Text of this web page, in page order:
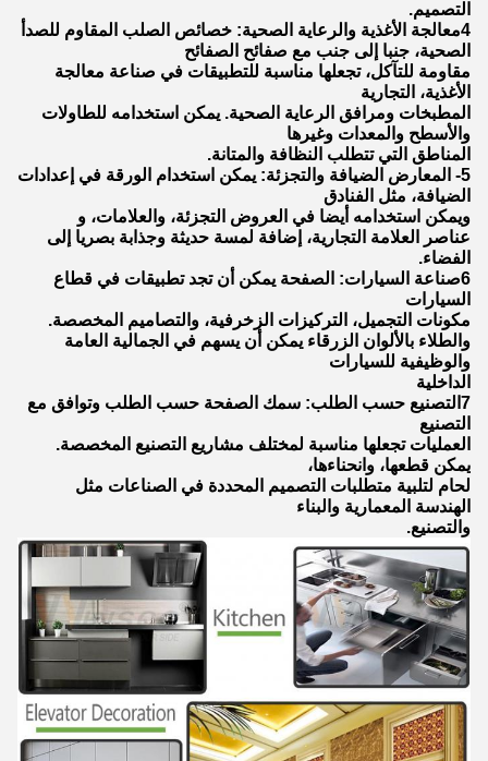
التصميم.
4معالجة الأغذية والرعاية الصحية: خصائص الصلب المقاوم للصدأ
الصحية، جنبا إلى جنب مع صفائح الصفائح
مقاومة للتآكل، تجعلها مناسبة للتطبيقات في صناعة معالجة
الأغذية، التجارية
المطبخات ومرافق الرعاية الصحية. يمكن استخدامه للطاولات
والأسطح والمعدات وغيرها
المناطق التي تتطلب النظافة والمتانة.
5- المعارض الضيافة والتجزئة: يمكن استخدام الورقة في إعدادات
الضيافة، مثل الفنادق
ويمكن استخدامه أيضا في العروض التجزئة، والعلامات، و
عناصر العلامة التجارية، إضافة لمسة حديثة وجذابة بصريا إلى
الفضاء.
6صناعة السيارات: الصفحة يمكن أن تجد تطبيقات في قطاع
السيارات
مكونات التجميل، التركيزات الزخرفية، والتصاميم المخصصة.
والطلاء بالألوان الزرقاء يمكن أن يسهم في الجمالية العامة
والوظيفية للسيارات
الداخلية
7التصنيع حسب الطلب: سمك الصفحة حسب الطلب وتوافق مع
التصنيع
العمليات تجعلها مناسبة لمختلف مشاريع التصنيع المخصصة.
يمكن قطعها، وانحناءها،
لحام لتلبية متطلبات التصميم المحددة في الصناعات مثل
الهندسة المعمارية والبناء
والتصنيع.